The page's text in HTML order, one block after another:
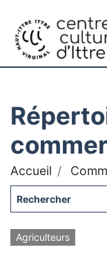
Accueil
Agriculteurs